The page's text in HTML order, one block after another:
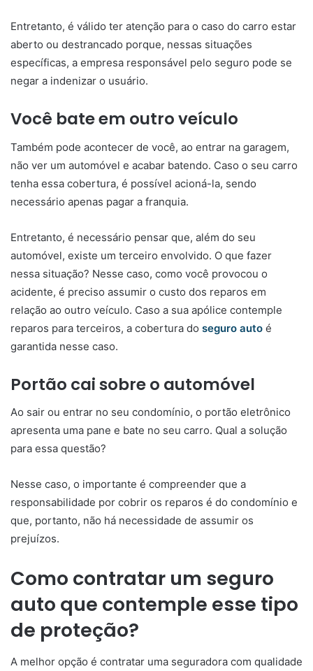
Entretanto, é válido ter atenção para o caso do carro estar
aberto ou destrancado porque, nessas situações
específicas, a empresa responsável pelo seguro pode se
negar a indenizar o usuário.
Você bate em outro veículo
Também pode acontecer de você, ao entrar na garagem,
não ver um automóvel e acabar batendo. Caso o seu carro
tenha essa cobertura, é possível acioná-la, sendo
necessário apenas pagar a franquia.
Entretanto, é necessário pensar que, além do seu
automóvel, existe um terceiro envolvido. O que fazer
nessa situação? Nesse caso, como você provocou o
acidente, é preciso assumir o custo dos reparos em
relação ao outro veículo. Caso a sua apólice contemple
reparos para terceiros, a cobertura do seguro auto é
garantida nesse caso.
Portão cai sobre o automóvel
Ao sair ou entrar no seu condomínio, o portão eletrônico
apresenta uma pane e bate no seu carro. Qual a solução
para essa questão?
Nesse caso, o importante é compreender que a
responsabilidade por cobrir os reparos é do condomínio e
que, portanto, não há necessidade de assumir os
prejuízos.
Como contratar um seguro
auto que contemple esse tipo
de proteção?
A melhor opção é contratar uma seguradora com qualidade